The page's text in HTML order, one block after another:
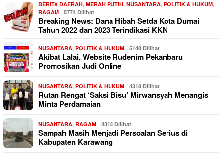
BERITA DAERAH, MERAH PUTIH, NUSANTARA, POLITIK & HUKUM,
RAGAM
5774 Dilihat
Breaking News: Dana Hibah Setda Kota Dumai
Tahun 2022 dan 2023 Terindikasi KKN
NUSANTARA, POLITIK & HUKUM 5148 Dilihat
Akibat Lalai, Website Rudenim Pekanbaru
Promosikan Judi Online
NUSANTARA, POLITIK & HUKUM 4318 Dilihat
Rutan Rengat ‘Saksi Bisu’ Mirwansyah Menangis
Minta Perdamaian
NUSANTARA, RAGAM 4318 Dilihat
Sampah Masih Menjadi Persoalan Serius di
Kabupaten Karawang